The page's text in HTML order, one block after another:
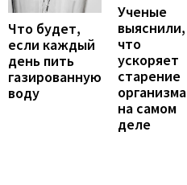
Что будет,
если каждый
день пить
газированную
воду
Ученые
выяснили,
что
ускоряет
старение
организма
на самом
деле